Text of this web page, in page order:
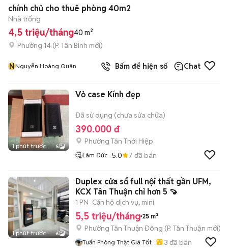
chính chủ cho thuê phòng 40m2
Nhà trống
4,5 triệu/tháng40 m²
Phường 14 (P. Tân Bình mới)
NNguyễn Hoàng Quân Bấm để hiện số Chat
1 phút trước 5
Vỏ case Kính đẹp
Đã sử dụng (chưa sửa chữa)
390.000 đ
Phường Tân Thới Hiệp
Lâm Đức 5.0 7 đã bán
1 phút trước 6
Duplex cửa sổ full nội thất gần UFM,
KCX Tân Thuận chỉ hơn 5 🍠
1 PN Căn hộ dịch vụ, mini
5,5 triệu/tháng 25 m²
Phường Tân Thuận Đông (P. Tân Thuận mới)
Tuấn Phòng Thật Giá Tốt 3 đã bán